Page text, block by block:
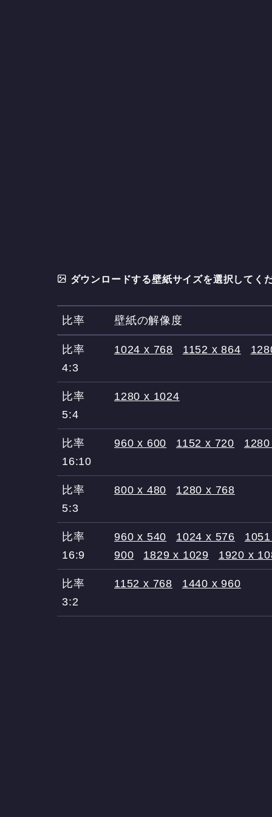
ダウンロードする壁紙サイズを選択して
比率 壁紙の解像度
比率
4:3
1024 x 768 1152 x 864
比率
5:4
1280 x 1024
比率
16:10
960 x 600 1152 x 720
比率
5:3
800 x 480 1280 x 768
比率
16:9
960 x 540 1024 x 576
900
1829 x 1029 1920 x
比率
3:2
1152 x 768 1440 x 960